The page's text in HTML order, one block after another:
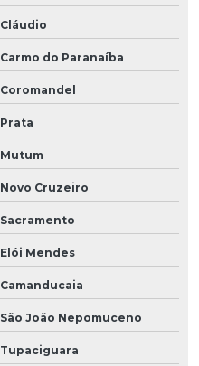
Cláudio
Carmo do Paranaíba
Coromandel
Prata
Mutum
Novo Cruzeiro
Sacramento
Elói Mendes
Camanducaia
São João Nepomuceno
Tupaciguara